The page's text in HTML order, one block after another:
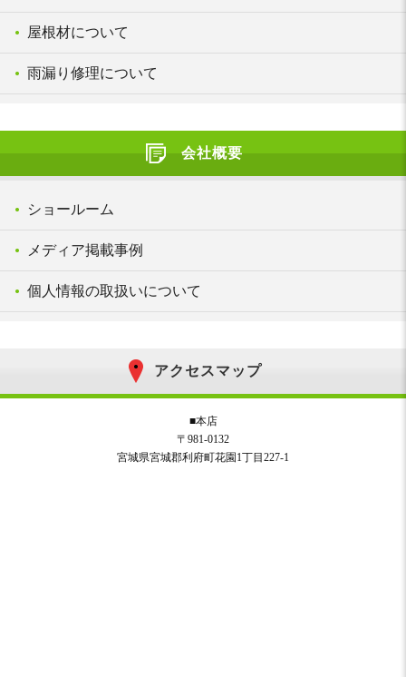
屋根材について
雨漏り修理について
会社概要
ショールーム
メディア掲載事例
個人情報の取扱いについて
アクセスマップ
■本店
〒981-0132
宮城県宮城郡利府町花園1丁目227-1